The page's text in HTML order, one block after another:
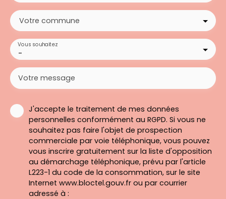
Votre commune
-
Vous souhaitez
Votre message
J'accepte le traitement de mes données
personnelles conformément au RGPD. Si vous ne
souhaitez pas faire l'objet de prospection
commerciale par voie téléphonique, vous pouvez
vous inscrire gratuitement sur la liste d'opposition
au démarchage téléphonique, prévu par l'article
L223-1 du code de la consommation, sur le site
Internet www.bloctel.gouv.fr ou par courrier
adressé à :